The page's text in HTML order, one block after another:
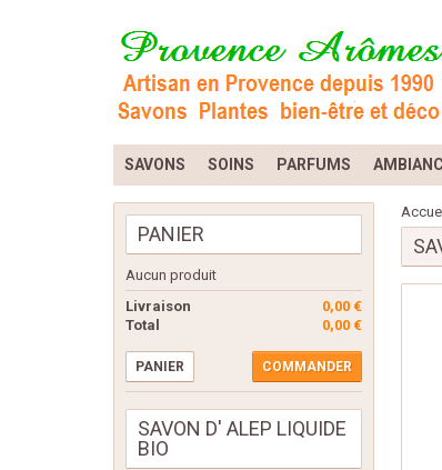
SAVONS SOINS PARFUMS
PANIER
Aucun produit
0,00 €
Livraison
0,00 €
Total
PANIER COMMANDER
SAVON D' ALEP LIQUIDE
BIO